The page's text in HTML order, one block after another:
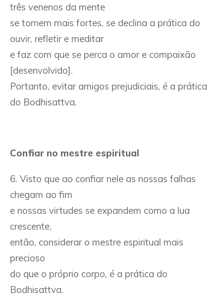
três venenos da mente
se tornem mais fortes, se declina a prática do
ouvir, refletir e meditar
e faz com que se perca o amor e compaixão
[desenvolvido].
Portanto, evitar amigos prejudiciais, é a prática
do Bodhisattva.
Confiar no mestre espiritual
6. Visto que ao confiar nele as nossas falhas
chegam ao fim
e nossas virtudes se expandem como a lua
crescente,
então, considerar o mestre espiritual mais
precioso
do que o próprio corpo, é a prática do
Bodhisattva.